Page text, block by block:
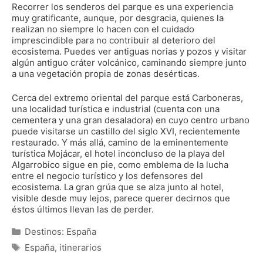
Recorrer los senderos del parque es una experiencia
muy gratificante, aunque, por desgracia, quienes la
realizan no siempre lo hacen con el cuidado
imprescindible para no contribuir al deterioro del
ecosistema. Puedes ver antiguas norias y pozos y visitar
algún antiguo cráter volcánico, caminando siempre junto
a una vegetación propia de zonas desérticas.
Cerca del extremo oriental del parque está Carboneras,
una localidad turística e industrial (cuenta con una
cementera y una gran desaladora) en cuyo centro urbano
puede visitarse un castillo del siglo XVI, recientemente
restaurado. Y más allá, camino de la eminentemente
turística Mojácar, el hotel inconcluso de la playa del
Algarrobico sigue en pie, como emblema de la lucha
entre el negocio turístico y los defensores del
ecosistema. La gran grúa que se alza junto al hotel,
visible desde muy lejos, parece querer decirnos que
éstos últimos llevan las de perder.
Categorías
Destinos: España
Etiquetas
España, itinerarios